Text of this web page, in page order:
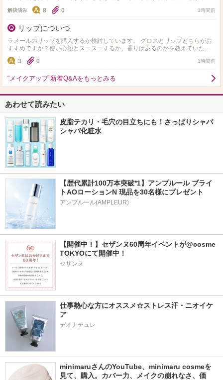
えるなーって思…
解決済み 8 0 1時間前
リップについつ
ラメールのリップを購入するか検討しています。 グロスとリップどちらがお
すすめですか？使い心地とスースーするか、香りはあるのかを教えていただ
きたいです。
3 0 1時間前
“メイクアップ”新着Q&Aをもっとみる
あわせて読みたい
皮脂テカリ・毛穴の目立ちにも！さっぱりシャバ
シャバ化粧水
【歴代累計100万本突破*1】アンプルール ブライ
トAOローションN 現品を30名様にプレゼント
アンプルール(AMPLEUR)
【開催中！】セザンヌ60周年イベントが@cosme
TOKYOにて開催中！
セザンヌ
仕事熱心な方にオススメ☆ストレス汗・ニオイケ
ア
デオナチュレ
minimaruさんのYouTube、minimaru cosmeを
見て、購入。カバー力、メイクの崩れなさ、価